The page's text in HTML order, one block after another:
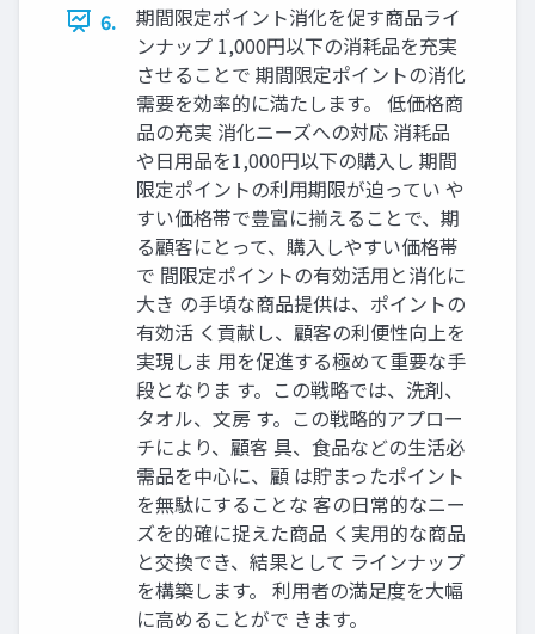
6.
期間限定ポイント消化を促す商品ライ
ンナップ 1,000円以下の消耗品を充実
させることで 期間限定ポイントの消化
需要を効率的に満たします。 低価格商
品の充実 消化ニーズへの対応 消耗品
や日用品を1,000円以下の購入し 期間
限定ポイントの利用期限が迫ってい や
すい価格帯で豊富に揃えることで、期
る顧客にとって、購入しやすい価格帯
で 間限定ポイントの有効活用と消化に
大き の手頃な商品提供は、ポイントの
有効活 く貢献し、顧客の利便性向上を
実現しま 用を促進する極めて重要な手
段となりま す。この戦略では、洗剤、
タオル、文房 す。この戦略的アプロー
チにより、顧客 具、食品などの生活必
需品を中心に、顧 は貯まったポイント
を無駄にすることな 客の日常的なニー
ズを的確に捉えた商品 く実用的な商品
と交換でき、結果として ラインナップ
を構築します。 利用者の満足度を大幅
に高めることがで きます。